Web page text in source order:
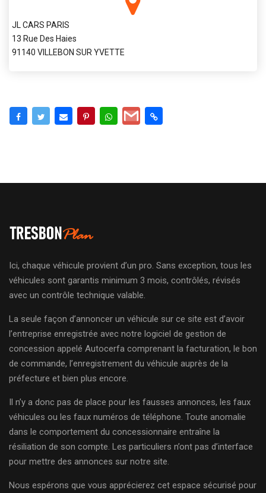
JL CARS PARIS
13 Rue Des Haies
91140 VILLEBON SUR YVETTE
Ici, chaque véhicule provient d’un pro. Sans exception, tous les
véhicules sont garantis minimum 3 mois, contrôlés, révisés
avec un contrôle technique valable.
La seule façon d’annoncer un véhicule sur ce site est d’avoir
l’entreprise enregistrée avec notre logiciel de gestion de
concession appelé Autocerfa comprenant la facturation, le bon
de commande, l’enregistrement du véhicule auprès de la
préfecture et bien plus encore.
Il n’y a donc pas de place pour les fausses annonces, les faux
véhicules ou les faux numéros de téléphone. Toute anomalie
dans le comportement du concessionnaire entraîne la
résiliation de son compte. Les particuliers n’ont pas d’interface
pour mettre des annonces sur notre site.
Nous espérons que vous apprécierez cet espace sécurisé pour